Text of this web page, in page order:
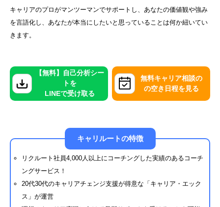
キャリアのプロがマンツーマンでサポートし、あなたの価値観や強み
を言語化し、あなたが本当にしたいと思っていることは何か紐いてい
きます。
【無料】自己分析シー
トを
LINEで受け取る
無料キャリア相談の
の空き日程を見る
キャリルートの特徴
リクルート社員4,000人以上にコーチングした実績のあるコーチ
ングサービス！
20代30代のキャリアチェンジ支援が得意な「キャリア・エック
ス」が運営